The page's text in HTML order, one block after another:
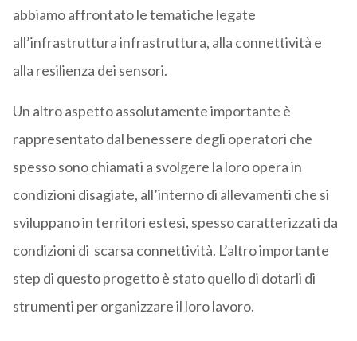
abbiamo affrontato le tematiche legate
all’infrastruttura infrastruttura, alla connettività e
alla resilienza dei sensori.
Un altro aspetto assolutamente importante è
rappresentato dal benessere degli operatori che
spesso sono chiamati a svolgere la loro opera in
condizioni disagiate, all’interno di allevamenti che si
sviluppano in territori estesi, spesso caratterizzati da
condizioni di scarsa connettività. L’altro importante
step di questo progetto è stato quello di dotarli di
strumenti per organizzare il loro lavoro.